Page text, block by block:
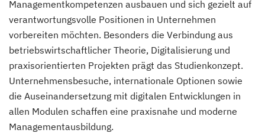
Managementkompetenzen ausbauen und sich gezielt auf
verantwortungsvolle Positionen in Unternehmen
vorbereiten möchten. Besonders die Verbindung aus
betriebswirtschaftlicher Theorie, Digitalisierung und
praxisorientierten Projekten prägt das Studienkonzept.
Unternehmensbesuche, internationale Optionen sowie
die Auseinandersetzung mit digitalen Entwicklungen in
allen Modulen schaffen eine praxisnahe und moderne
Managementausbildung.